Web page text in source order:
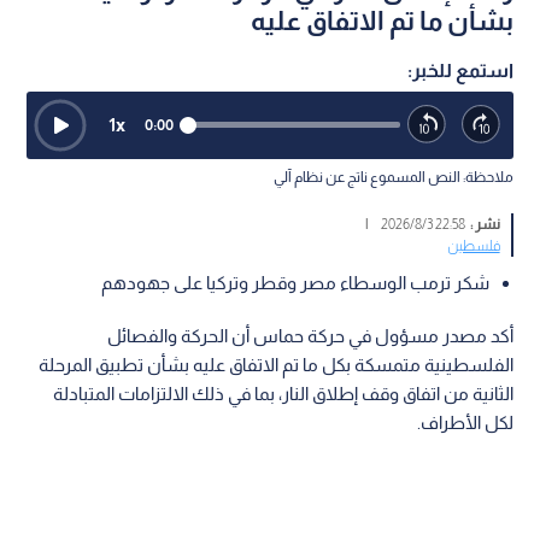
بشأن ما تم الاتفاق عليه
استمع للخبر:
0:00
1x
ملاحظة: النص المسموع ناتج عن نظام آلي
نشر :22:58 2026/8/3
|
فلسطين
شكر ترمب الوسطاء مصر وقطر وتركيا على جهودهم
أكد مصدر مسؤول في حركة حماس أن الحركة والفصائل
الفلسطينية متمسكة بكل ما تم الاتفاق عليه بشأن تطبيق المرحلة
الثانية من اتفاق وقف إطلاق النار، بما في ذلك الالتزامات المتبادلة
لكل الأطراف.